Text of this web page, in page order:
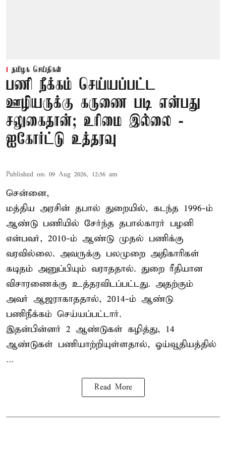
தமிழக செய்திகள்
பணி நீக்கம் செய்யப்பட்ட
ஊழியருக்கு கருணை படி என்பது
சலுகைதான்; உரிமை இல்லை -
ஐகோர்ட்டு உத்தரவு
Published on: 09 Aug 2026, 12:56 am
சென்னை,
மத்திய அரசின் தபால் துறையில், கடந்த 1996-ம்
ஆண்டு பணியில் சேர்ந்த தபால்காரர் பழனி
என்பவர், 2010-ம் ஆண்டு முதல் பணிக்கு
வரவில்லை. அவருக்கு பலமுறை அதிகாரிகள்
கடிதம் அனுப்பியும் வராததால். துறை ரீதியான
விசாரணைக்கு உத்தரவிடப்பட்டது. அதற்கும்
அவர் ஆஜராகாததால், 2014-ம் ஆண்டு
பணிநீக்கம் செய்யப்பட்டார்.
இதன்பின்னர் 2 ஆண்டுகள் கழித்து, 14
ஆண்டுகள் பணியாற்றியுள்ளதால், ஓய்வூதியத்தில்
...
Read More